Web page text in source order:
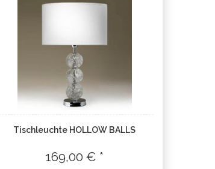
Tischleuchte HOLLOW BALLS
169,00 € *